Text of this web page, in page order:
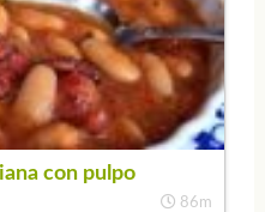
con pulpo
86m